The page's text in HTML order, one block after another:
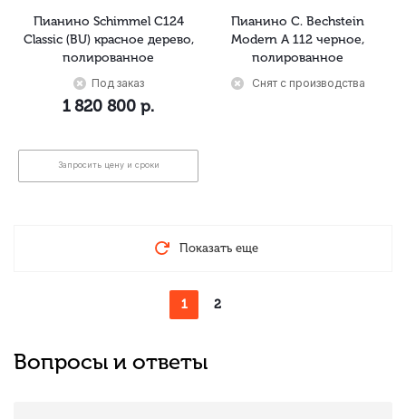
Пианино Schimmel C124
Classic (BU) красное дерево,
полированное
Под заказ
1 820 800 р.
Запросить цену и сроки
Пианино C. Bechstein
Modern A 112 черное,
полированное
Снят с производства
Показать еще
1 2
Вопросы и ответы